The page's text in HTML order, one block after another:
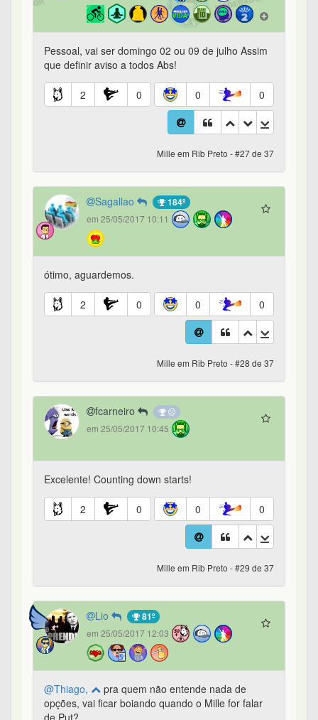
Pessoal, vai ser domingo 02 ou 09 de julho Assim
que definir aviso a todos Abs!
2 0 0 0
Mille em Rib Preto - #27 de 37
Sagallao 184º
em 25/05/2017 10:11
ótimo, aguardemos.
2 0 0 0
Mille em Rib Preto - #28 de 37
fcarneiro
em 25/05/2017 10:45
Excelente! Counting down starts!
2 0 0 0
Mille em Rib Preto - #29 de 37
Lio 81º
em 25/05/2017 12:03
@Thiago,
pra quem não entende nada de
opções, vai ficar boiando quando o Mille for falar